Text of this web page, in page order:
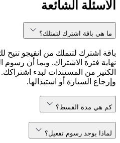
الأسئلة الشائعة
ما هي باقة اشترك لتمتلك؟
باقة اشترك لتتملك من انفيجو تتيح
نهاية فترة الاشتراك. وبما أن
الكثير من المستندات لبدء
وإرجاع السيارة أو استبدالها.
كم هي مدة القسط؟
لماذا يوجد رسوم تفعيل؟